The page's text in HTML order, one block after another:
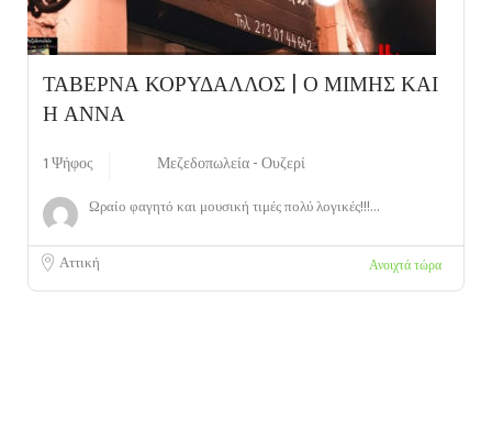
ΤΑΒΕΡΝΑ ΚΟΡΥΔΑΛΛΟΣ | Ο ΜΙΜΗΣ ΚΑΙ
Η ΑΝΝΑ
1 Ψήφος Μεζεδοπωλεία - Ουζερί
Ωραίο φαγητό και μουσική τιμές πολύ λογικές!!!...
Αττική Ανοιχτά τώρα